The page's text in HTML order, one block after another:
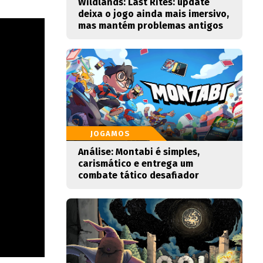
deixa o jogo ainda mais imersivo,
mas mantém problemas antigos
JOGAMOS
Análise: Montabi é simples,
carismático e entrega um
combate tático desafiador